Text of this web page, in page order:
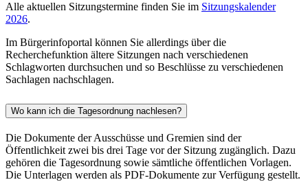
Alle aktuellen Sitzungstermine finden Sie im Sitzungskalender
2026.
Im Bürgerinfoportal können Sie allerdings über die
Recherchefunktion ältere Sitzungen nach verschiedenen
Schlagworten durchsuchen und so Beschlüsse zu verschiedenen
Sachlagen nachschlagen.
Wo kann ich die Tagesordnung nachlesen?
Die Dokumente der Ausschüsse und Gremien sind der
Öffentlichkeit zwei bis drei Tage vor der Sitzung zugänglich. Dazu
gehören die Tagesordnung sowie sämtliche öffentlichen Vorlagen.
Die Unterlagen werden als PDF-Dokumente zur Verfügung gestellt.